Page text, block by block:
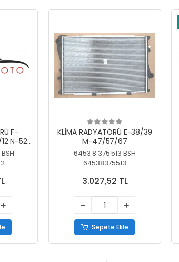
F-
N-52
KLİMA RADYATÖRÜ E-38/39
M-47/57/67
6453 8 375 513 BSH
64538375513
3.027,52 TL
Sepete Ekle